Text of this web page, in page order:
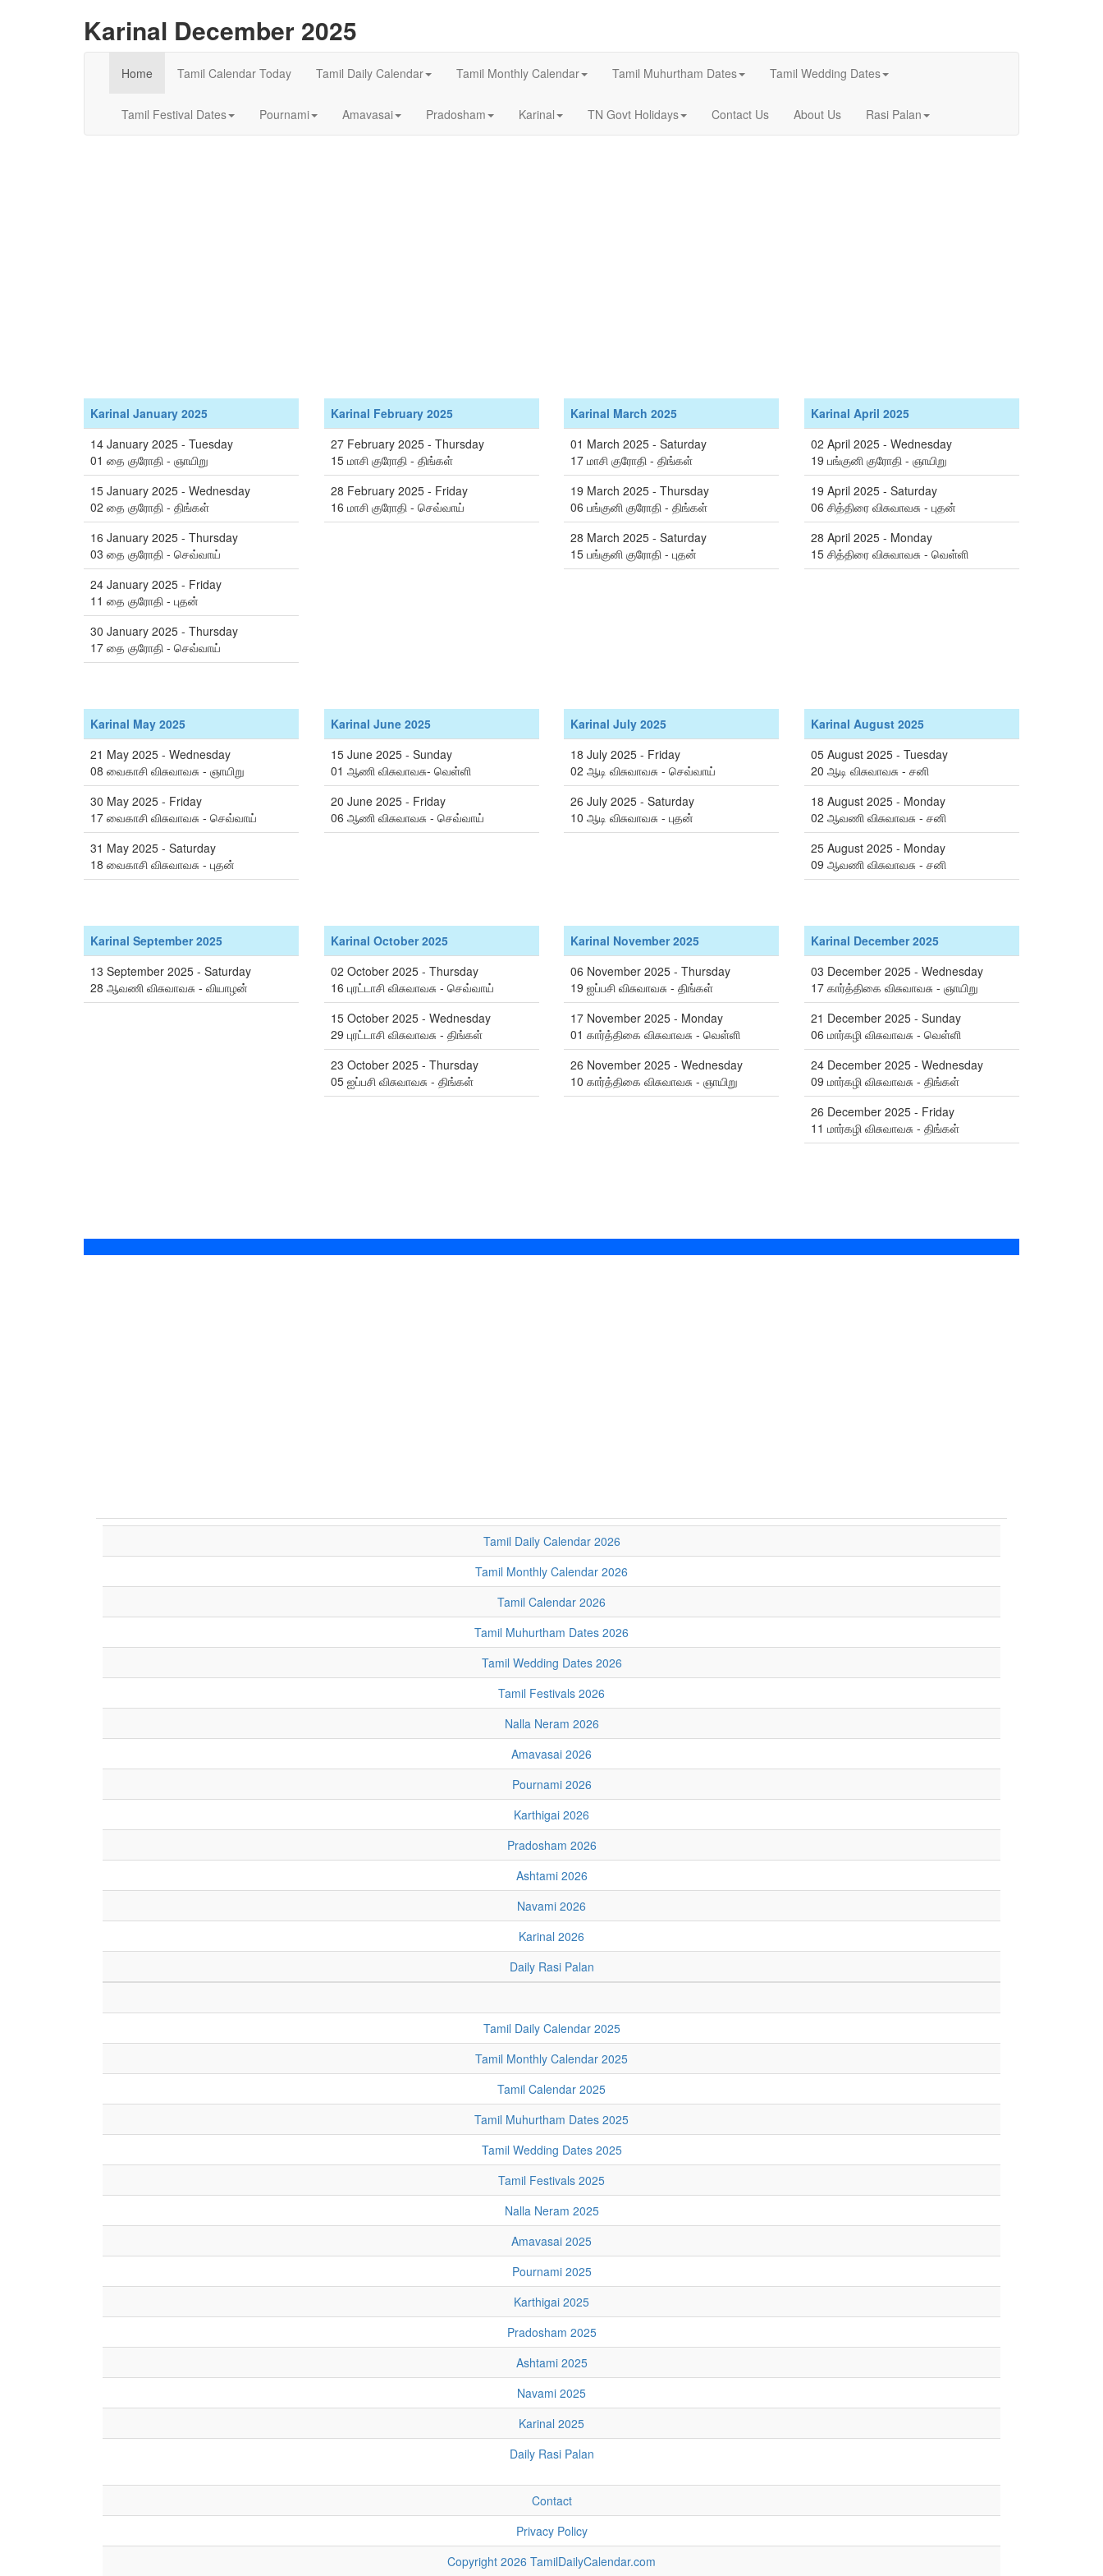
Karinal December 2025
Home Tamil Calendar Today Tamil Daily Calendar Tamil Monthly Calendar Tamil Muhurtham Dates Tamil Wedding Dates
Tamil Festival Dates Pournami Amavasai Pradosham Karinal TN Govt Holidays Contact Us About Us Rasi Palan
Karinal January 2025
14 January 2025 - Tuesday
01 தை குரோதி - ஞாயிறு
15 January 2025 - Wednesday
02 தை குரோதி - திங்கள்
16 January 2025 - Thursday
03 தை குரோதி - செவ்வாய்
24 January 2025 - Friday
11 தை குரோதி - புதன்
30 January 2025 - Thursday
17 தை குரோதி - செவ்வாய்
Karinal February 2025
27 February 2025 - Thursday
15 மாசி குரோதி - திங்கள்
28 February 2025 - Friday
16 மாசி குரோதி - செவ்வாய்
Karinal March 2025
01 March 2025 - Saturday
17 மாசி குரோதி - திங்கள்
19 March 2025 - Thursday
06 பங்குனி குரோதி - திங்கள்
28 March 2025 - Saturday
15 பங்குனி குரோதி - புதன்
Karinal April 2025
02 April 2025 - Wednesday
19 பங்குனி குரோதி - ஞாயிறு
19 April 2025 - Saturday
06 சித்திரை விசுவாவசு - புதன்
28 April 2025 - Monday
15 சித்திரை விசுவாவசு - வெள்ளி
Karinal May 2025
21 May 2025 - Wednesday
08 வைகாசி விசுவாவசு - ஞாயிறு
30 May 2025 - Friday
17 வைகாசி விசுவாவசு - செவ்வாய்
31 May 2025 - Saturday
18 வைகாசி விசுவாவசு - புதன்
Karinal June 2025
15 June 2025 - Sunday
01 ஆணி விசுவாவசு- வெள்ளி
20 June 2025 - Friday
06 ஆணி விசுவாவசு - செவ்வாய்
Karinal July 2025
18 July 2025 - Friday
02 ஆடி விசுவாவசு - செவ்வாய்
26 July 2025 - Saturday
10 ஆடி விசுவாவசு - புதன்
Karinal August 2025
05 August 2025 - Tuesday
20 ஆடி விசுவாவசு - சனி
18 August 2025 - Monday
02 ஆவணி விசுவாவசு - சனி
25 August 2025 - Monday
09 ஆவணி விசுவாவசு - சனி
Karinal September 2025
13 September 2025 - Saturday
28 ஆவணி விசுவாவசு - வியாழன்
Karinal October 2025
02 October 2025 - Thursday
16 புரட்டாசி விசுவாவசு - செவ்வாய்
15 October 2025 - Wednesday
29 புரட்டாசி விசுவாவசு - திங்கள்
23 October 2025 - Thursday
05 ஐப்பசி விசுவாவசு - திங்கள்
Karinal November 2025
06 November 2025 - Thursday
19 ஐப்பசி விசுவாவசு - திங்கள்
17 November 2025 - Monday
01 கார்த்திகை விசுவாவசு - வெள்ளி
26 November 2025 - Wednesday
10 கார்த்திகை விசுவாவசு - ஞாயிறு
Karinal December 2025
03 December 2025 - Wednesday
17 கார்த்திகை விசுவாவசு - ஞாயிறு
21 December 2025 - Sunday
06 மார்கழி விசுவாவசு - வெள்ளி
24 December 2025 - Wednesday
09 மார்கழி விசுவாவசு - திங்கள்
26 December 2025 - Friday
11 மார்கழி விசுவாவசு - திங்கள்
Tamil Daily Calendar 2026
Tamil Monthly Calendar 2026
Tamil Calendar 2026
Tamil Muhurtham Dates 2026
Tamil Wedding Dates 2026
Tamil Festivals 2026
Nalla Neram 2026
Amavasai 2026
Pournami 2026
Karthigai 2026
Pradosham 2026
Ashtami 2026
Navami 2026
Karinal 2026
Daily Rasi Palan
Tamil Daily Calendar 2025
Tamil Monthly Calendar 2025
Tamil Calendar 2025
Tamil Muhurtham Dates 2025
Tamil Wedding Dates 2025
Tamil Festivals 2025
Nalla Neram 2025
Amavasai 2025
Pournami 2025
Karthigai 2025
Pradosham 2025
Ashtami 2025
Navami 2025
Karinal 2025
Daily Rasi Palan
Contact
Privacy Policy
Copyright 2026 TamilDailyCalendar.com